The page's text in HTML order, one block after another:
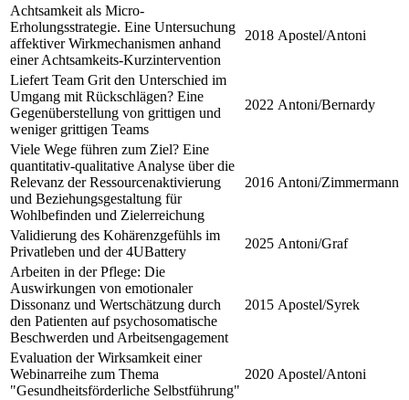
Achtsamkeit als Micro-
Erholungsstrategie. Eine Untersuchung
affektiver Wirkmechanismen anhand
einer Achtsamkeits-Kurzintervention
2018 Apostel/Antoni
Liefert Team Grit den Unterschied im
Umgang mit Rückschlägen? Eine
Gegenüberstellung von grittigen und
weniger grittigen Teams
2022 Antoni/Bernardy
Viele Wege führen zum Ziel? Eine
quantitativ-qualitative Analyse über die
Relevanz der Ressourcenaktivierung
und Beziehungsgestaltung für
Wohlbefinden und Zielerreichung
2016 Antoni/Zimmermann
Validierung des Kohärenzgefühls im
Privatleben und der 4UBattery
2025 Antoni/Graf
Arbeiten in der Pflege: Die
Auswirkungen von emotionaler
Dissonanz und Wertschätzung durch
den Patienten auf psychosomatische
Beschwerden und Arbeitsengagement
2015 Apostel/Syrek
Evaluation der Wirksamkeit einer
Webinarreihe zum Thema
"Gesundheitsförderliche Selbstführung"
2020 Apostel/Antoni